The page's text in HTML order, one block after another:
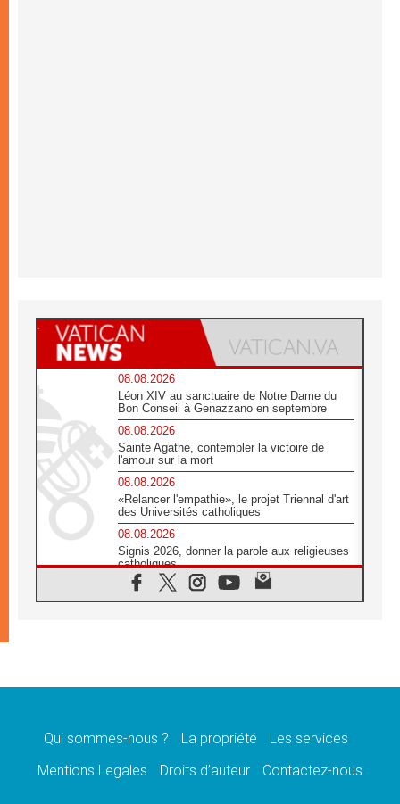
08.08.2026
Léon XIV au sanctuaire de Notre Dame du
Bon Conseil à Genazzano en septembre
08.08.2026
Sainte Agathe, contempler la victoire de
l'amour sur la mort
08.08.2026
«Relancer l'empathie», le projet Triennal d'art
des Universités catholiques
08.08.2026
Signis 2026, donner la parole aux religieuses
catholiques
08.08.2026
Au Bangladesh, l'Église accompagne les
07.08.2026
07.08.2026
le cardinal Parolin
Qui sommes-nous ? La propriété
Les services
Mentions Legales
Droits d’auteur Contactez-nous